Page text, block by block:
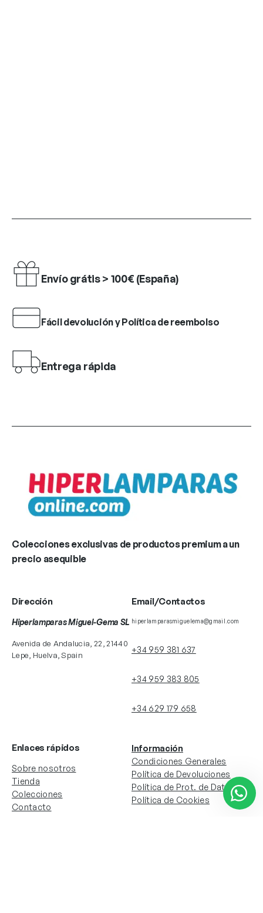
Envío grátis > 100€ (España)
Fácil devolución y Política de reembolso
Entrega rápida
Colecciones exclusivas de productos premium a un
precio asequible
Dirección
Hiperlamparas Miguel-Gema SL
Avenida de Andalucia, 22, 21440
Lepe, Huelva, Spain
Email/Contactos
hiperlamparasmiguelema@gmail.com
+34 959 381 637
+34 959 383 805
+34 629 179 658
Enlaces rápidos
Sobre nosotros
Tienda
Colecciones
Contacto
Información
Condiciones Generales
Política de Devoluciones
Política de Prot. de Datos
Política de Cookies